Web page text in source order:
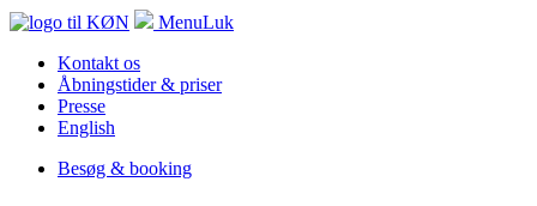
MenuLuk
Kontakt os
Åbningstider & priser
Presse
English
Besøg & booking